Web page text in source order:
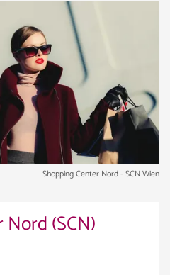
Shopping Center Nord - SCN Wien
(SCN)